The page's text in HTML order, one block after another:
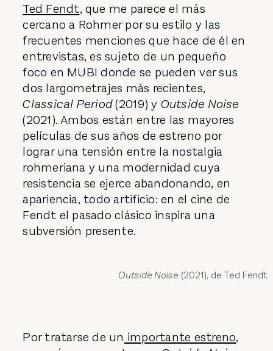
Ted Fendt, que me parece el más
cercano a Rohmer por su estilo y las
frecuentes menciones que hace de él en
entrevistas, es sujeto de un pequeño
foco en MUBI donde se pueden ver sus
dos largometrajes más recientes,
Classical Period(2019) y Outside Noise
(2021). Ambos están entre las mayores
películas de sus años de estreno por
lograr una tensión entre la nostalgia
rohmeriana y una modernidad cuya
resistencia se ejerce abandonando, en
apariencia, todo artificio: en el cine de
Fendt el pasado clásico inspira una
subversión presente.
Outside Noise (2021), de Ted Fendt
Por tratarse de un importante estreno,